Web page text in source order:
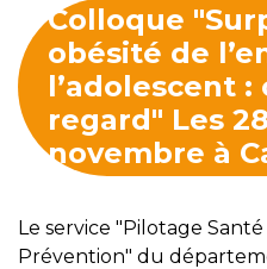
Colloque
obésité de
l’adolescent
regard" Les
novembre à
Le service "Pilotage Santé
Prévention" du